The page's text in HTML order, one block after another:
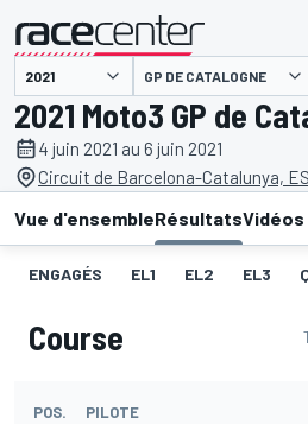
présenté par GP DE CATALOGNE
2021 Moto3 GP de
4 juin 2021 au 6 juin 2021
Circuit de Barcelona-Catalunya, ES
Vue d'ensembleRésultatsVidéos
ENGAGÉS EL1 EL2 EL3
Course
POS. PILOTE